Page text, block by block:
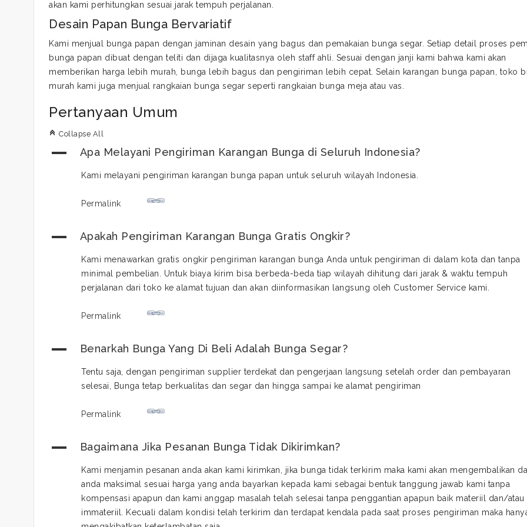
akan kami perhitungkan sesuai jarak tempuh perjalanan.
Desain Papan Bunga Bervariatif
Kami menjual bunga papan dengan jaminan desain yang bagus dan pemakaian bunga segar. Setiap detail proses
bunga papan dibuat dengan teliti dan dijaga kualitasnya oleh staff ahli. Sesuai dengan janji kami bahwa kami akan
memberikan harga lebih murah, bunga lebih bagus dan pengiriman lebih cepat. Selain karangan bunga papan, toko
murah kami juga menjual rangkaian bunga segar seperti rangkaian bunga meja atau vas.
Pertanyaan Umum
C Collapse All
A Apa Melayani Pengiriman Karangan Bunga di Seluruh Indonesia?
Kami melayani pengiriman karangan bunga papan untuk seluruh wilayah Indonesia.
Permalink
A Apakah Pengiriman Karangan Bunga Gratis Ongkir?
Kami menawarkan gratis ongkir pengiriman karangan bunga Anda untuk pengiriman di dalam kota dan tanpa
minimal pembelian. Untuk biaya kirim bisa berbeda-beda tiap wilayah dihitung dari jarak & waktu tempuh
perjalanan dari toko ke alamat tujuan dan akan diinformasikan langsung oleh Customer Service kami.
Permalink
A Benarkah Bunga Yang Di Beli Adalah Bunga Segar?
Tentu saja, dengan pengiriman supplier terdekat dan pengerjaan langsung setelah order dan pembayaran
selesai, Bunga tetap berkualitas dan segar dan hingga sampai ke alamat pengiriman
Permalink
A Bagaimana Jika Pesanan Bunga Tidak Dikirimkan?
Kami menjamin pesanan anda akan kami kirimkan, jika bunga tidak terkirim maka kami akan mengembalikan
anda maksimal sesuai harga yang anda bayarkan kepada kami sebagai bentuk tanggung jawab kami tanpa
kompensasi apapun dan kami anggap masalah telah selesai tanpa penggantian apapun baik materiil dan/atau
immateriil. Kecuali dalam kondisi telah terkirim dan terdapat kendala pada saat proses pengiriman maka